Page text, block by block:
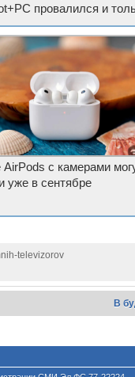
провалился и
пользователей
AirPods с камерами
уже в сентябре
televizorov
В